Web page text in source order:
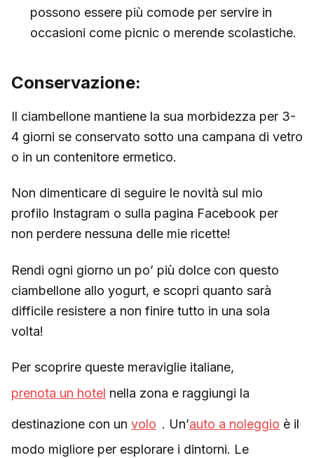
possono essere più comode per servire in
occasioni come picnic o merende scolastiche.
Conservazione:
Il ciambellone mantiene la sua morbidezza per 3-
4 giorni se conservato sotto una campana di vetro
o in un contenitore ermetico.
Non dimenticare di seguire le novità sul mio
profilo Instagram o sulla pagina Facebook per
non perdere nessuna delle mie ricette!
Rendi ogni giorno un po’ più dolce con questo
ciambellone allo yogurt, e scopri quanto sarà
difficile resistere a non finire tutto in una sola
volta!
Per scoprire queste meraviglie italiane,
prenota un hotel nella zona e raggiungi la
destinazione con un volo . Un’auto a noleggio è il
modo migliore per esplorare i dintorni. Le